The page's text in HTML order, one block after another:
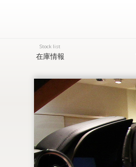
Stock list
在庫情報